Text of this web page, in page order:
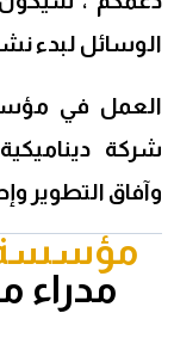
الوسائل لبدء
العمل في
شركة
وآفاق التطوير
مؤسسة
مدراء